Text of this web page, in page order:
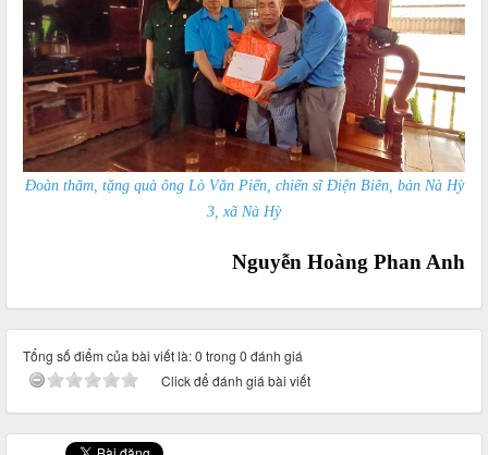
Đoàn thăm, tặng quà ông Lò Văn Piến, chiến sĩ Điện Biên, bản Nà Hỳ
3, xã Nà Hỳ
Nguyễn Hoàng Phan Anh
Tổng số điểm của bài viết là: 0 trong 0 đánh giá
Click để đánh giá bài viết